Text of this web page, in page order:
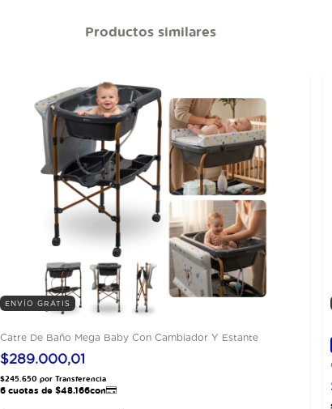
Productos similares
ENVÍO GRATIS
Catre De Baño Mega Baby Con Cambiador Y Estante
$289.000,01